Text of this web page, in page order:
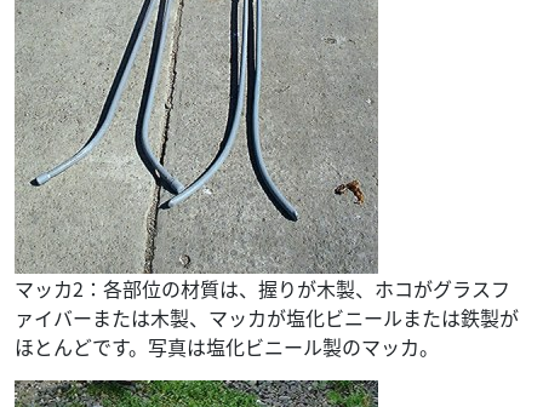
マッカ2：各部位の材質は、握りが木製、ホコがグラスフ
ァイバーまたは木製、マッカが塩化ビニールまたは鉄製が
ほとんどです。写真は塩化ビニール製のマッカ。